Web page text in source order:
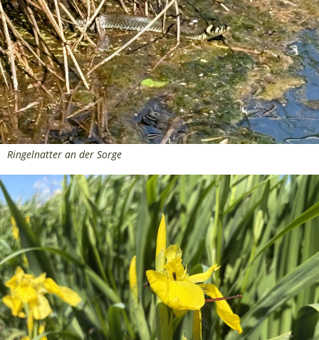
Ringelnatter an der Sorge